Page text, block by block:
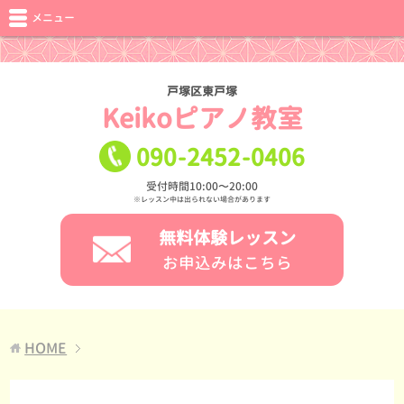
戸塚区東戸塚
Keikoピアノ教室
090-2452-0406
受付時間10:00〜20:00
※レッスン中は出られない場合があります
無料体験レッスン
お申込みはこちら
メニュー
HOME